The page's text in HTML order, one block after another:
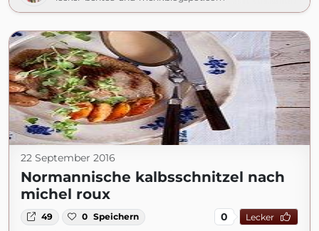
22 September 2016
Normannische kalbsschnitzel nach
michel roux
49 0 Speichern 0 Lecker